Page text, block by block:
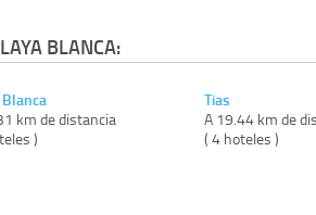
BLANCA:
km de distancia
)
Tias
A 19.44 km de
( 4 hoteles )